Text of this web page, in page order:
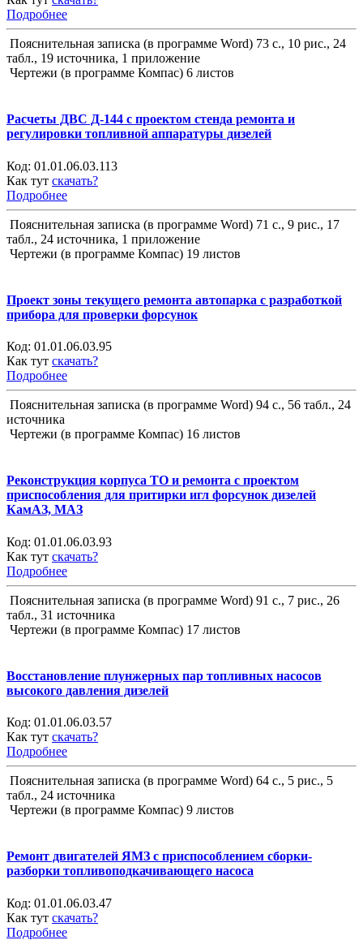
Подробнее
Пояснительная записка (в программе Word) 73 с., 10 рис., 24
табл., 19 источника, 1 приложение
Чертежи (в программе Компас) 6 листов
Расчеты ДВС Д-144 с проектом стенда ремонта и
регулировки топливной аппаратуры дизелей
Код: 01.01.06.03.113
Как тут скачать?
Подробнее
Пояснительная записка (в программе Word) 71 с., 9 рис., 17
табл., 24 источника, 1 приложение
Чертежи (в программе Компас) 19 листов
Проект зоны текущего ремонта автопарка с разработкой
прибора для проверки форсунок
Код: 01.01.06.03.95
Как тут скачать?
Подробнее
Пояснительная записка (в программе Word) 94 с., 56 табл., 24
источника
Чертежи (в программе Компас) 16 листов
Реконструкция корпуса ТО и ремонта с проектом
приспособления для притирки игл форсунок дизелей
КамАЗ, МАЗ
Код: 01.01.06.03.93
Как тут скачать?
Подробнее
Пояснительная записка (в программе Word) 91 с., 7 рис., 26
табл., 31 источника
Чертежи (в программе Компас) 17 листов
Восстановление плунжерных пар топливных насосов
высокого давления дизелей
Код: 01.01.06.03.57
Как тут скачать?
Подробнее
Пояснительная записка (в программе Word) 64 с., 5 рис., 5
табл., 24 источника
Чертежи (в программе Компас) 9 листов
Ремонт двигателей ЯМЗ с приспособлением сборки-
разборки топливоподкачивающего насоса
Код: 01.01.06.03.47
Как тут скачать?
Подробнее